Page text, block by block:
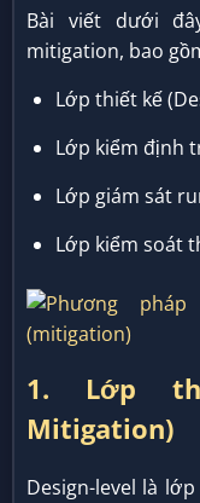
Bài viết dưới
mitigation, bao
Lớp thiết kế
Lớp kiểm định
Lớp giám sát
Lớp kiểm soát
1. Lớp
Mitigation)
Design-level là